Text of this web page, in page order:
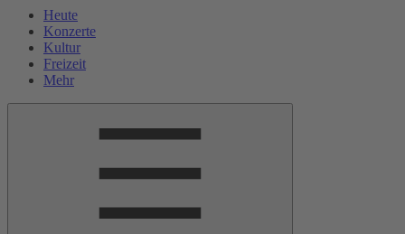
Heute
Konzerte
Kultur
Freizeit
Mehr